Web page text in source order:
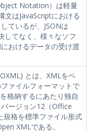
Notation）は軽量
文はJavaScriptにおける
ているが、JSONは
してなく、様々なソフ
おけるデータの受け渡
とは、XMLをベ
ァイルフォーマットで
格納するにあたり独自
ージョン12（Office
規格を標準ファイル形式
XMLである。